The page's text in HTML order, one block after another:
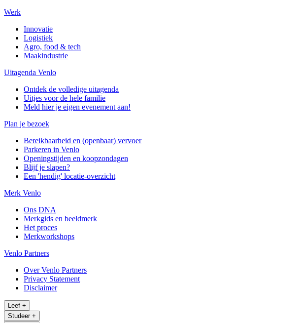
Werk
Innovatie
Logistiek
Agro, food & tech
Maakindustrie
Uitagenda Venlo
Ontdek de volledige uitagenda
Uitjes voor de hele familie
Meld hier je eigen evenement aan!
Plan je bezoek
Bereikbaarheid en (openbaar) vervoer
Parkeren in Venlo
Openingstijden en koopzondagen
Blijf je slapen?
Een 'hendig' locatie-overzicht
Merk Venlo
Ons DNA
Merkgids en beeldmerk
Het proces
Merkworkshops
Venlo Partners
Over Venlo Partners
Privacy Statement
Disclaimer
Leef +
Studeer +